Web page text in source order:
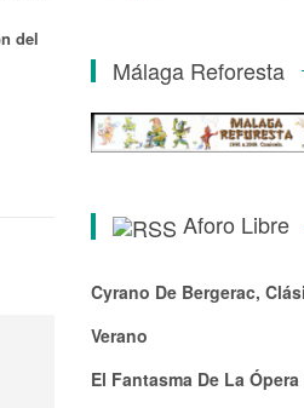
del
Málaga Reforesta
Aforo Libre
Cyrano De Bergerac,
Verano
El Fantasma De La Ópera